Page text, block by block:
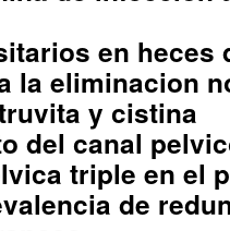
en heces
la eliminacion
y cistina
del canal
triple en el
de